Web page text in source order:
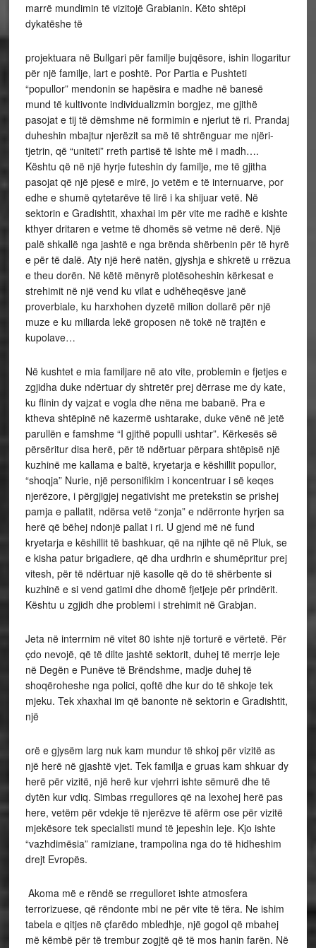
marrë mundimin të vizitojë Grabianin. Këto shtëpi
dykatëshe të
projektuara në Bullgari për familje bujqësore, ishin llogaritur
për një familje, lart e poshtë. Por Partia e Pushteti
“popullor” mendonin se hapësira e madhe në banesë
mund të kultivonte individualizmin borgjez, me gjithë
pasojat e tij të dëmshme në formimin e njeriut të ri. Prandaj
duheshin mbajtur njerëzit sa më të shtrënguar me njëri-
tjetrin, që “uniteti” rreth partisë të ishte më i madh….
Kështu që në një hyrje futeshin dy familje, me të gjitha
pasojat që një pjesë e mirë, jo vetëm e të internuarve, por
edhe e shumë qytetarëve të lirë i ka shijuar vetë. Në
sektorin e Gradishtit, xhaxhai im për vite me radhë e kishte
kthyer dritaren e vetme të dhomës së vetme në derë. Një
palë shkallë nga jashtë e nga brënda shërbenin për të hyrë
e për të dalë. Aty një herë natën, gjyshja e shkretë u rrëzua
e theu dorën. Në këtë mënyrë plotësoheshin kërkesat e
strehimit në një vend ku vilat e udhëheqësve janë
proverbiale, ku harxhohen dyzetë milion dollarë për një
muze e ku miliarda lekë groposen në tokë në trajtën e
kupolave…
Në kushtet e mia familjare në ato vite, problemin e fjetjes e
zgjidha duke ndërtuar dy shtretër prej dërrase me dy kate,
ku flinin dy vajzat e vogla dhe nëna me babanë. Pra e
ktheva shtëpinë në kazermë ushtarake, duke vënë në jetë
parullën e famshme “I gjithë populli ushtar”. Kërkesës së
përsëritur disa herë, për të ndërtuar përpara shtëpisë një
kuzhinë me kallama e baltë, kryetarja e këshillit popullor,
“shoqja” Nurie, një personifikim i koncentruar i së keqes
njerëzore, i përgjigjej negativisht me pretekstin se prishej
pamja e pallatit, ndërsa vetë “zonja” e ndërronte hyrjen sa
herë që bëhej ndonjë pallat i ri. U gjend më në fund
kryetarja e këshillit të bashkuar, që na njihte që në Pluk, se
e kisha patur brigadiere, që dha urdhrin e shumëpritur prej
vitesh, për të ndërtuar një kasolle që do të shërbente si
kuzhinë e si vend gatimi dhe dhomë fjetjeje për prindërit.
Kështu u zgjidh dhe problemi i strehimit në Grabjan.
Jeta në interrnim në vitet 80 ishte një torturë e vërtetë. Për
çdo nevojë, që të dilte jashtë sektorit, duhej të merrje leje
në Degën e Punëve të Brëndshme, madje duhej të
shoqëroheshe nga polici, qoftë dhe kur do të shkoje tek
mjeku. Tek xhaxhai im që banonte në sektorin e Gradishtit,
një
orë e gjysëm larg nuk kam mundur të shkoj për vizitë as
një herë në gjashtë vjet. Tek familja e gruas kam shkuar dy
herë për vizitë, një herë kur vjehrri ishte sëmurë dhe të
dytën kur vdiq. Simbas rregullores që na lexohej herë pas
here, vetëm për vdekje të njerëzve të afërm ose për vizitë
mjekësore tek specialisti mund të jepeshin leje. Kjo ishte
“vazhdimësia” ramiziane, trampolina nga do të hidheshim
drejt Evropës.
Akoma më e rëndë se rregulloret ishte atmosfera
terrorizuese, që rëndonte mbi ne për vite të tëra. Ne ishim
tabela e qitjes në çfarëdo mbledhje, një gogol që mbahej
më këmbë për të trembur zogjtë që të mos hanin farën. Në